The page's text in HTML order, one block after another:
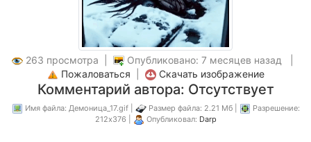
263 просмотра |
Опубликовано: 7 месяцев назад |
Пожаловаться
Скачать изображение
Комментарий автора: Отсутствует
Имя файла: Демоница_17.gif | Размер файла: 2.21 Мб |
Разрешение:
212x376 |
Опубликовал: Darp